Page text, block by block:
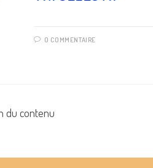
0 COMMENTAIRE
du contenu